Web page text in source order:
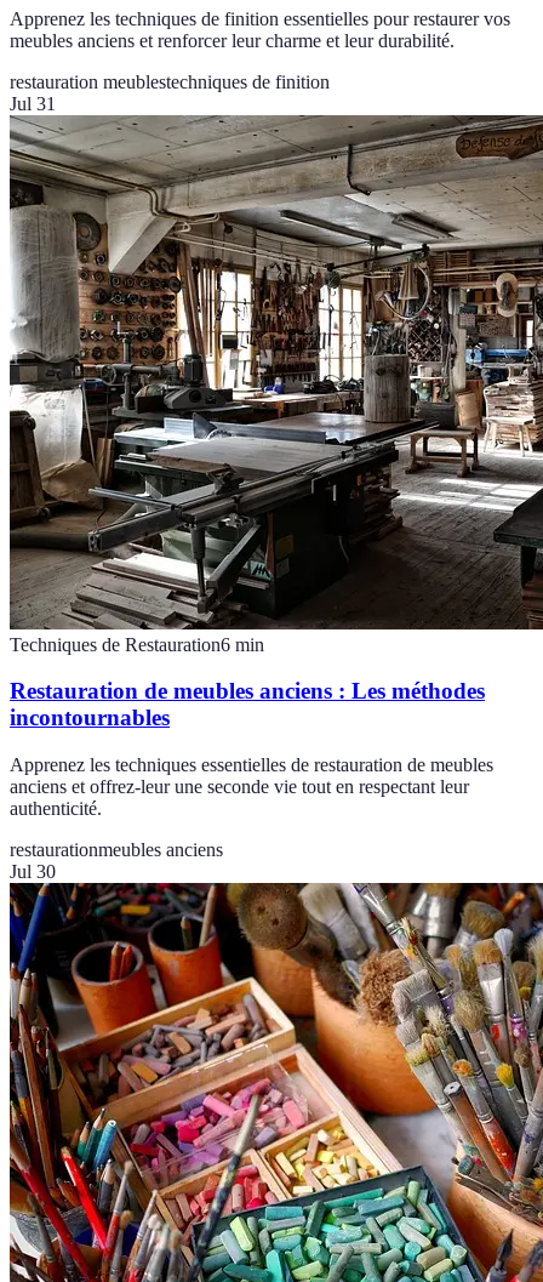
Apprenez les techniques de finition essentielles pour restaurer vos
meubles anciens et renforcer leur charme et leur durabilité.
restauration meublestechniques de finition
Jul 31
Techniques de Restauration6 min
Restauration de meubles anciens : Les méthodes
incontournables
Apprenez les techniques essentielles de restauration de meubles
anciens et offrez-leur une seconde vie tout en respectant leur
authenticité.
restaurationmeubles anciens
Jul 30